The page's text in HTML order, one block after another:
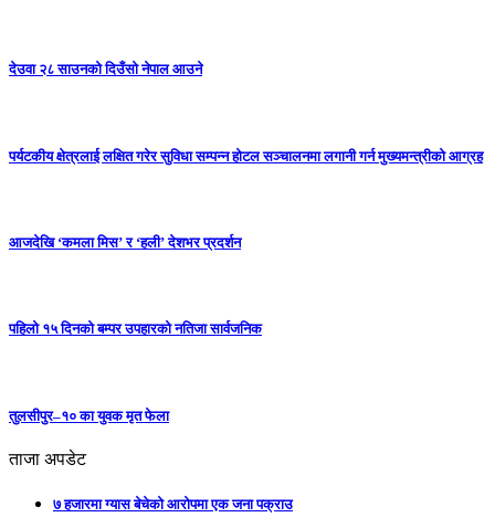
देउवा २८ साउनको दिउँसो नेपाल आउने
पर्यटकीय क्षेत्रलाई लक्षित गरेर सुविधा सम्पन्न होटल सञ्चालनमा लगानी गर्न मुख्यमन्त्रीको आग्रह
आजदेखि ‘कमला मिस’ र ‘हली’ देशभर प्रदर्शन
पहिलो १५ दिनको बम्पर उपहारको नतिजा सार्वजनिक
तुलसीपुर–१० का युवक मृत फेला
ताजा अपडेट
७ हजारमा ग्यास बेचेको आरोपमा एक जना पक्राउ